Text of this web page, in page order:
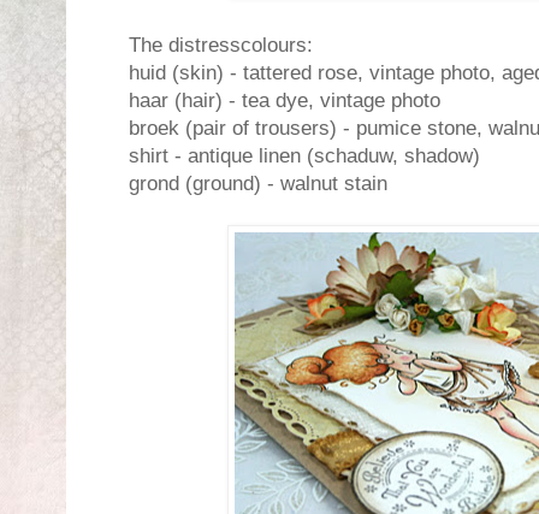
The distresscolours:
huid (skin) - tattered rose, vintage photo,
haar (hair) - tea dye, vintage photo
broek (pair of trousers) - pumice stone,
shirt - antique linen (schaduw, shadow)
grond (ground) - walnut stain